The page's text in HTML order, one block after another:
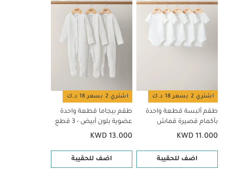
بالراحة والدفء
الطبقة الخارجية والبطانة والحافة: ‏100‏%‏ قطن
الكم والحشو: 100‏%‏ بوليستر
تعليمات العناية/الإرشادات:
غسيل عند درجة حرارة 40 درجة مئوية
ممنوع استخدام
تجفيف بدرجة حرارة منخفضة
ممنوع التنظيف الجاف
تغسل الألوان الداكنة
الغسيل والكي على الجانب الآخر قد يعجبك أيضاً:
طقم بيجاما قطعة واحدة عضوية بلون أبيض - 3 قطعاشتري 2 بسعر 18 د.ك
طقم ألبسة قطعة واحدة
بأكمام قصيرة قماش
عضوي بلون أبيض - 5 قطع
KWD 11.000
اضف للحقيبة
اشتري 2 بسعر 18 د.ك
طقم بيجاما قطعة واحدة
عضوية بلون أبيض - 3 قطع
KWD 13.000
اضف للحقيبة